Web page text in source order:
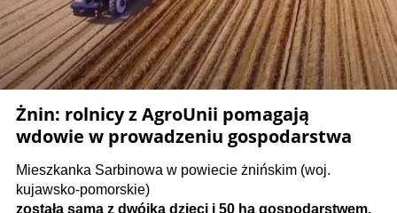
Żnin: rolnicy z AgroUnii pomagają
wdowie w prowadzeniu gospodarstwa
Mieszkanka Sarbinowa w powiecie żnińskim (woj.
kujawsko-pomorskie)
została sama z dwójką dzieci i 50 ha gospodarstwem.